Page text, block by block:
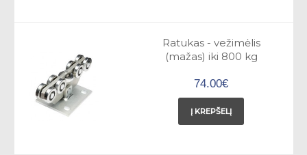
Ratukas - vežimėlis
(mažas) iki 800 kg
74.00€
Į KREPŠELĮ